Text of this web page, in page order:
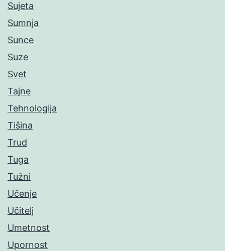
Sujeta
Sumnja
Sunce
Suze
Svet
Tajne
Tehnologija
Tišina
Trud
Tuga
Tužni
Učenje
Učitelj
Umetnost
Upornost